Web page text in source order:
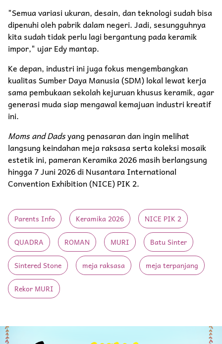
"Semua variasi ukuran, desain, dan teknologi sudah bisa
dipenuhi oleh pabrik dalam negeri. Jadi, sesungguhnya
kita sudah tidak perlu lagi bergantung pada keramik
impor," ujar Edy mantap.
Ke depan, industri ini juga fokus mengembangkan
kualitas Sumber Daya Manusia (SDM) lokal lewat kerja
sama pembukaan sekolah kejuruan khusus keramik, agar
generasi muda siap mengawal kemajuan industri kreatif
ini.
Moms and Dadsyang penasaran dan ingin melihat
langsung keindahan meja raksasa serta koleksi mosaik
estetik ini, pameran Keramika 2026 masih berlangsung
hingga 7 Juni 2026 di Nusantara International
Convention Exhibition (NICE) PIK 2.
Parents Info Keramika 2026 NICE PIK 2
QUADRA ROMAN MURI Batu Sinter
Sintered Stone meja raksasa meja terpanjang
Rekor MURI